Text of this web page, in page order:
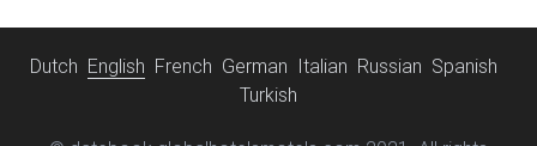
Dutch English French German Italian Russian Spanish
Turkish